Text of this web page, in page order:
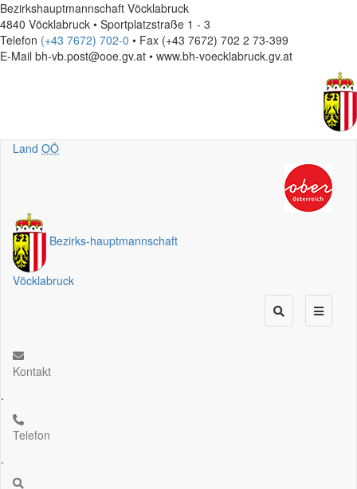
Bezirkshauptmannschaft Vöcklabruck
4840 Vöcklabruck • Sportplatzstraße 1 - 3
Telefon (+43 7672) 702-0 • Fax (+43 7672) 702 2 73-399
E-Mail bh-vb.post@ooe.gv.at • www.bh-voecklabruck.gv.at
Land OÖ
Bezirks-hauptmannschaft
Vöcklabruck
Kontakt
.
Telefon
.